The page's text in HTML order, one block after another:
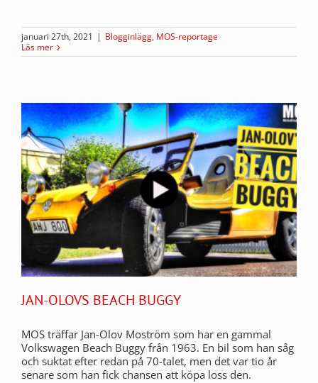
januari 27th, 2021 | Blogginlägg, MOS-reportage
Läs mer
JAN-OLOVS BEACH BUGGY
MOS träffar Jan-Olov Moström som har en gammal
Volkswagen Beach Buggy från 1963. En bil som han såg
och suktat efter redan på 70-talet, men det var tio år
senare som han fick chansen att köpa loss den.